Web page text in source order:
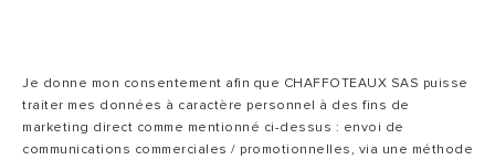
Type de
raccordement
B11bs
Je donne mon consentement afin que CHAFFOTEAUX SAS puisse
traiter mes données à caractère personnel à des fins de
marketing direct comme mentionné ci-dessus : envoi de
communications commerciales / promotionnelles, via une méthode